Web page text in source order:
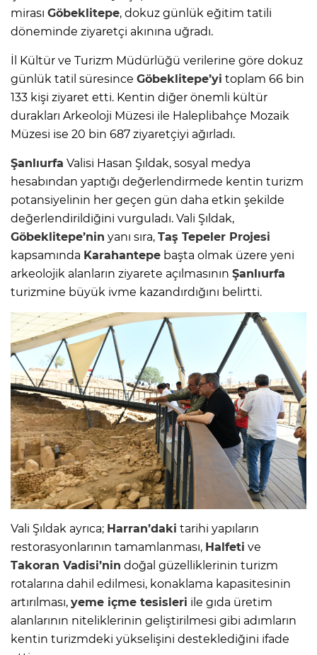
mirası Göbeklitepe, dokuz günlük eğitim tatili
döneminde ziyaretçi akınına uğradı.
İl Kültür ve Turizm Müdürlüğü verilerine göre dokuz
günlük tatil süresince Göbeklitepe’yi toplam 66 bin
133 kişi ziyaret etti. Kentin diğer önemli kültür
durakları Arkeoloji Müzesi ile Haleplibahçe Mozaik
Müzesi ise 20 bin 687 ziyaretçiyi ağırladı.
Şanlıurfa Valisi Hasan Şıldak, sosyal medya
hesabından yaptığı değerlendirmede kentin turizm
potansiyelinin her geçen gün daha etkin şekilde
değerlendirildiğini vurguladı. Vali Şıldak,
Göbeklitepe’nin yanı sıra, Taş Tepeler Projesi
kapsamında Karahantepe başta olmak üzere yeni
arkeolojik alanların ziyarete açılmasının Şanlıurfa
turizmine büyük ivme kazandırdığını belirtti.
Vali Şıldak ayrıca; Harran’daki tarihi yapıların
restorasyonlarının tamamlanması, Halfeti ve
Takoran Vadisi’nin doğal güzelliklerinin turizm
rotalarına dahil edilmesi, konaklama kapasitesinin
artırılması, yeme içme tesisleri ile gıda üretim
alanlarının niteliklerinin geliştirilmesi gibi adımların
kentin turizmdeki yükselişini desteklediğini ifade